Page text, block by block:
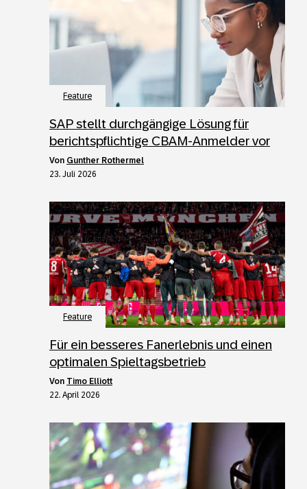
Feature
SAP stellt durchgängige Lösung für
berichtspflichtige CBAM-Anmelder vor
von Gunther Rothermel
23. Juli 2026
Feature
Für ein besseres Fanerlebnis und einen
optimalen Spieltagsbetrieb
von Timo Elliott
22. April 2026